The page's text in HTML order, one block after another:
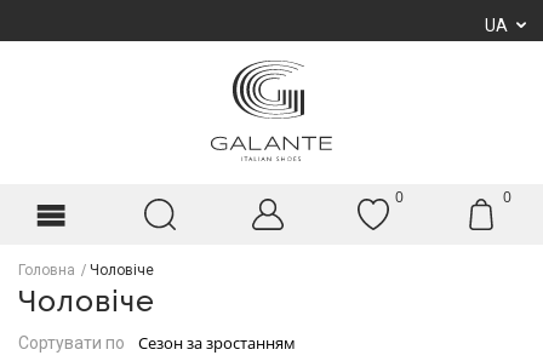
UA
0 0
Головна Чоловіче
Чоловіче
Сортувати по